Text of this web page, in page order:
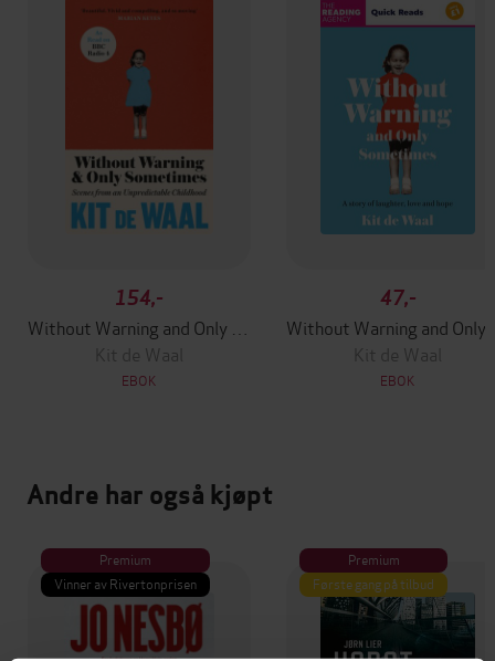
154,-
Kit de Waal
EBOK
47,-
Kit de Waal
EBOK
Andre har også kjøpt
Premium
Vinner av Rivertonprisen
Premium
Første gang på tilbud